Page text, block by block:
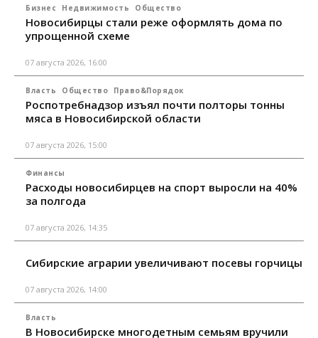
Бизнес Недвижимость Общество
Новосибирцы стали реже оформлять дома по
упрощенной схеме
07 августа 2026, 16:00
Власть Общество Право&Порядок
Роспотребнадзор изъял почти полторы тонны
мяса в Новосибирской области
07 августа 2026, 15:00
Финансы
Расходы новосибирцев на спорт выросли на 40%
за полгода
07 августа 2026, 14:35
Сибирские аграрии увеличивают посевы горчицы
07 августа 2026, 14:00
Власть
В Новосибирске многодетным семьям вручили